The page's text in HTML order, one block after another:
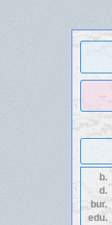
b.
d.
bur.
edu.